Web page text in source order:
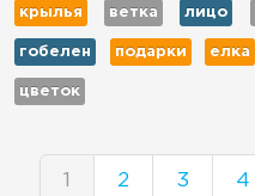
крылья ветка лицо
гобелен подарки елка
цветок
1 2 3 4